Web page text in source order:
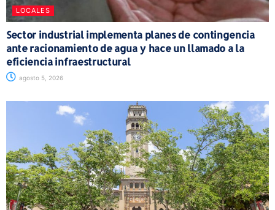
LOCALES
Sector industrial implementa planes de contingencia
ante racionamiento de agua y hace un llamado a la
eficiencia infraestructural
agosto 5, 2026